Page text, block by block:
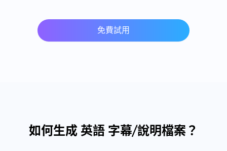
免費試用
如何生成 英語 字幕/說明檔案？